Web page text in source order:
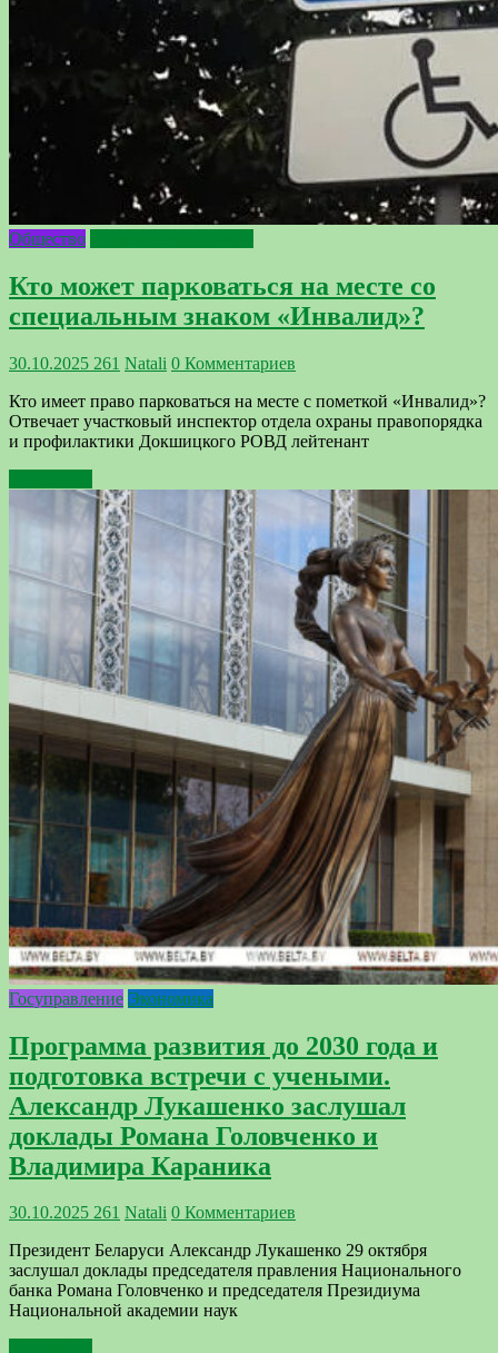
Общество
Кто может парковаться на месте со
специальным знаком «Инвалид»?
30.10.2025 261 Natali 0 Комментариев
Кто имеет право парковаться на месте с пометкой «Инвалид»?
Отвечает участковый инспектор отдела охраны правопорядка
и профилактики Докшицкого РОВД лейтенант
Госуправление Экономика
Программа развития до 2030 года и
подготовка встречи с учеными.
Александр Лукашенко заслушал
доклады Романа Головченко и
Владимира Караника
30.10.2025 261 Natali 0 Комментариев
Президент Беларуси Александр Лукашенко 29 октября
заслушал доклады председателя правления Национального
банка Романа Головченко и председателя Президиума
Национальной академии наук